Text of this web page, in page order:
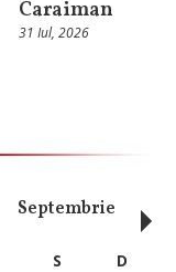
Caraiman
31 Iul, 2026
Septembrie
S
D